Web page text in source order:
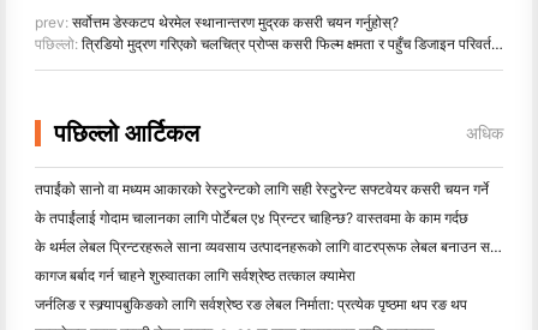
prev: सर्वोत्तम डेस्कटप थेरमेल स्थानान्तरण मुद्रक कसरी चयन गर्नुहोस्?
पछिल्लो: त्रिडियो मुद्रण गरिएको चलचित्र प्रोप्स कसरी फिल्म क्षमता र पहुँच डिजाइन परिवर्तन गर्दैछ
पछिल्लो आर्टिकल अधिक
तपाईंको सानो वा मध्यम आकारको रेस्टुरेन्टको लागि सही रेस्टुरेन्ट सफ्टवेयर कसरी चयन गर्ने
के तपाईंलाई गोदाम चालानका लागि पोर्टेबल ए४ प्रिन्टर चाहिन्छ? वास्तवमा के काम गर्दछ
के थर्मल लेबल प्रिन्टरहरूले साना व्यवसाय उत्पादनहरूको लागि वाटरप्रूफ लेबल बनाउन सक्छन्?
कागज बर्बाद गर्न चाहने शुरुवातका लागि सर्वश्रेष्ठ तत्काल क्यामेरा
जर्नलिङ र स्क्र्यापबुकिङको लागि सर्वश्रेष्ठ रङ लेबल निर्माता: प्रत्येक पृष्ठमा थप रङ थप